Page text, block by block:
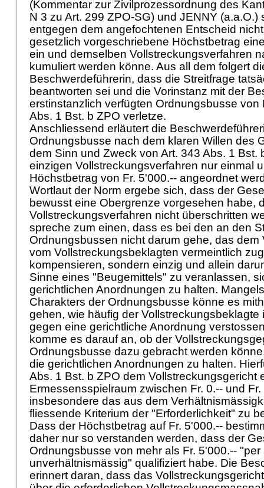
(Kommentar zur Zivilprozessordnung des
N 3 zu Art. 299 ZPO-SG) und JENNY (a.a.O.)
entgegen dem angefochtenen Entscheid
gesetzlich vorgeschriebene Höchstbetrag
ein und demselben Vollstreckungsverfahren
kumuliert werden könne. Aus all dem folgert
Beschwerdeführerin, dass die Streitfrage
beantworten sei und die Vorinstanz mit der
erstinstanzlich verfügten Ordnungsbusse von
Abs. 1 Bst. b ZPO verletze.
Anschliessend erläutert die
Ordnungsbusse nach dem klaren Willen des
dem Sinn und Zweck von Art. 343 Abs. 1 Bst.
einzigen Vollstreckungsverfahren nur einmal
Höchstbetrag von Fr. 5'000.-- angeordnet
Wortlaut der Norm ergebe sich, dass der
bewusst eine Obergrenze vorgesehen habe,
Vollstreckungsverfahren nicht überschritten
spreche zum einen, dass es bei den an den
Ordnungsbussen nicht darum gehe, das dem
vom Vollstreckungsbeklagten vermeintlich
kompensieren, sondern einzig und allein
Sinne eines "Beugemittels" zu veranlassen,
gerichtlichen Anordnungen zu halten.
Charakters der Ordnungsbusse könne es
gehen, wie häufig der Vollstreckungsbeklagte
gegen eine gerichtliche Anordnung
komme es darauf an, ob der
Ordnungsbusse dazu gebracht werden
die gerichtlichen Anordnungen zu halten.
Abs. 1 Bst. b ZPO dem Vollstreckungsgericht
Ermessensspielraum zwischen Fr. 0.-- und
insbesondere das aus dem
fliessende Kriterium der "Erforderlichkeit" zu
Dass der Höchstbetrag auf Fr. 5'000.--
daher nur so verstanden werden, dass der
Ordnungsbusse von mehr als Fr. 5'000.-- "per
unverhältnismässig" qualifiziert habe. Die
erinnert daran, dass das